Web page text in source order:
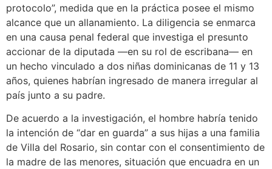
protocolo”, medida que en la práctica posee el mismo
alcance que un allanamiento. La diligencia se enmarca
en una causa penal federal que investiga el presunto
accionar de la diputada —en su rol de escribana— en
un hecho vinculado a dos niñas dominicanas de 11 y 13
años, quienes habrían ingresado de manera irregular al
país junto a su padre.
De acuerdo a la investigación, el hombre habría tenido
la intención de “dar en guarda” a sus hijas a una familia
de Villa del Rosario, sin contar con el consentimiento de
la madre de las menores, situación que encuadra en un